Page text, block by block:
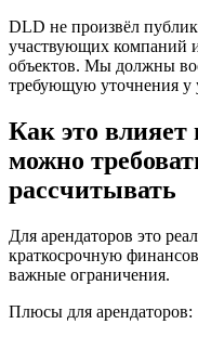
DLD не произвёл
участвующих компаний
объектов. Мы должны
требующую уточнения у
Как это влияет
можно
рассчитывать
Для арендаторов это
краткосрочную
важные ограничения.
Плюсы для арендаторов: